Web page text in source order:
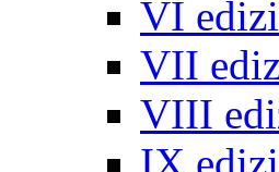
VI
VII
VIII
IX